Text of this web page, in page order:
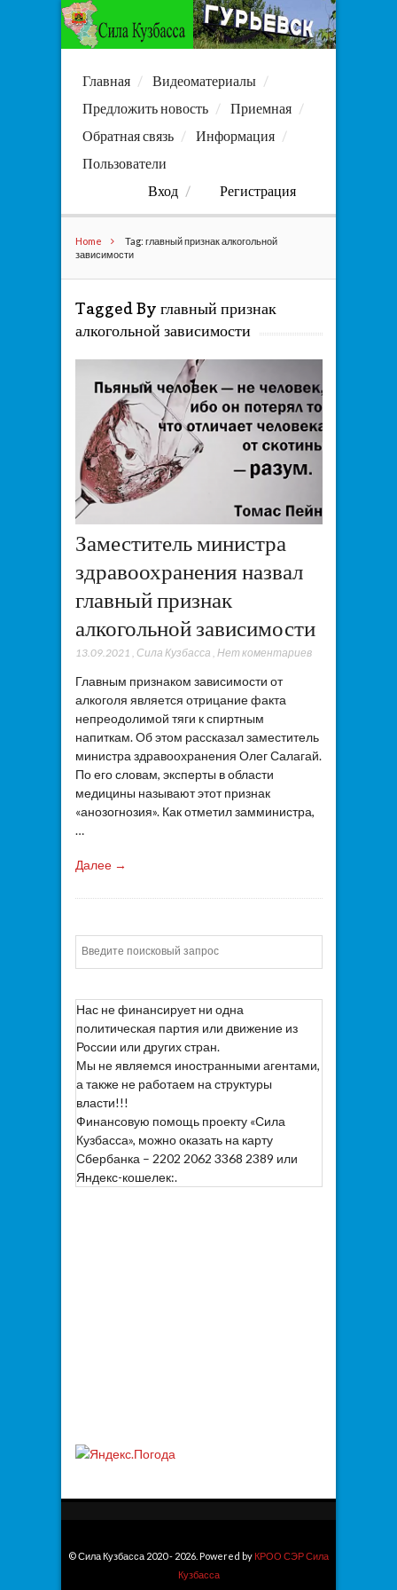
Главная
Видеоматериалы
Предложить новость
Приемная
Обратная связь
Информация
Пользователи
Вход
Регистрация
Home
Tag: главный признак алкогольной
зависимости
Tagged By главный признак
алкогольной зависимости
Заместитель министра
здравоохранения назвал
главный признак
алкогольной зависимости
13.09.2021 Сила Кузбасса Нет коментариев
Главным признаком зависимости от
алкоголя является отрицание факта
непреодолимой тяги к спиртным
напиткам. Об этом рассказал заместитель
министра здравоохранения Олег Салагай.
По его словам, эксперты в области
медицины называют этот признак
«анозогнозия». Как отметил замминистра,
…
Далее →
Нас не финансирует ни одна
политическая партия или движение из
России или других стран.
Мы не являемся иностранными агентами,
а также не работаем на структуры
власти!!!
Финансовую помощь проекту «Сила
Кузбасса», можно оказать на карту
Сбербанка – 2202 2062 3368 2389 или
Яндекс-кошелек:.
© Сила Кузбасса 2020 - 2026. Powered by КРОО СЭР Сила
Кузбасса